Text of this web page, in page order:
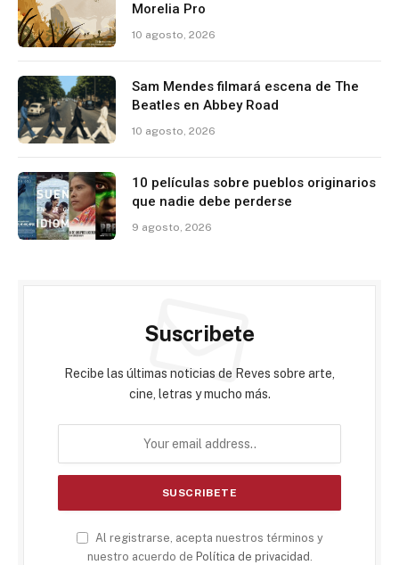
Morelia Pro
10 agosto, 2026
Sam Mendes filmará escena de The
Beatles en Abbey Road
10 agosto, 2026
10 películas sobre pueblos originarios
que nadie debe perderse
9 agosto, 2026
Suscribete
Recibe las últimas noticias de Reves sobre arte,
cine, letras y mucho más.
Al registrarse, acepta nuestros términos y
nuestro acuerdo de Política de privacidad .